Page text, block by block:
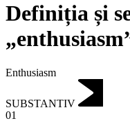
Definiția și
Enthusiasm
SUBSTANTIV
01